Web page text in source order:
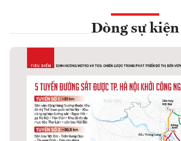
Dòng sự kiện